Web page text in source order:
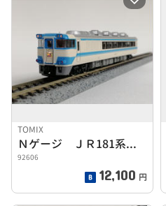
TOMIX
Ｎゲージ ＪＲ181系特急ディーゼルカー 四国色
92606
12,100 円